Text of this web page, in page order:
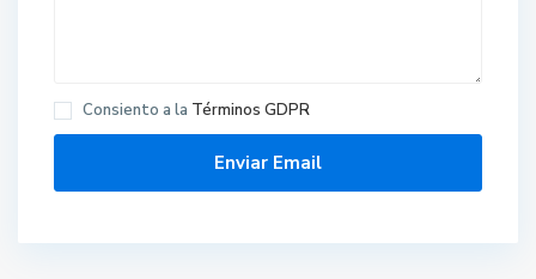
Consiento a la Términos GDPR